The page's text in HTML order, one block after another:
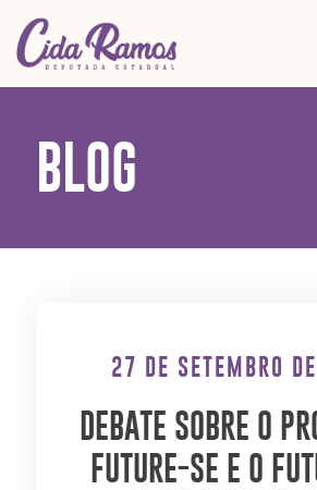
BLOG
27 DE SETEMBRO
DEBATE SOBRE O
FUTURE-SE E O